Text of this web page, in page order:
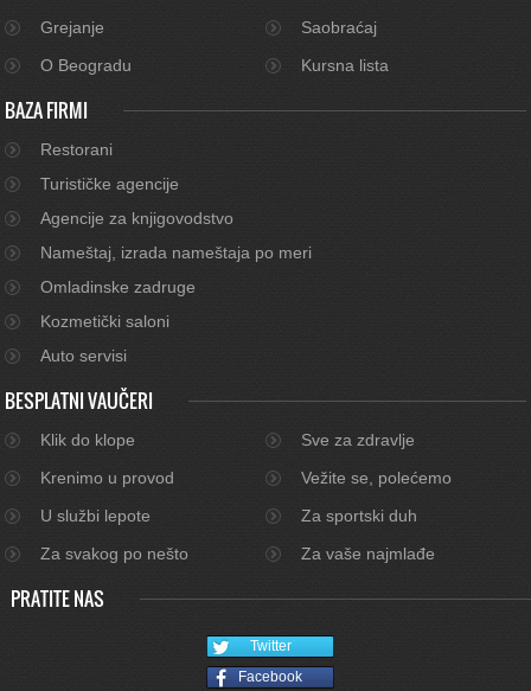
Grejanje
Saobraćaj
O Beogradu
Kursna lista
BAZA FIRMI
Restorani
Turističke agencije
Agencije za knjigovodstvo
Nameštaj, izrada nameštaja po meri
Omladinske zadruge
Kozmetički saloni
Auto servisi
BESPLATNI VAUČERI
Klik do klope
Sve za zdravlje
Krenimo u provod
Vežite se, polećemo
U službi lepote
Za sportski duh
Za svakog po nešto
Za vaše najmlađe
PRATITE NAS
Twitter
Facebook